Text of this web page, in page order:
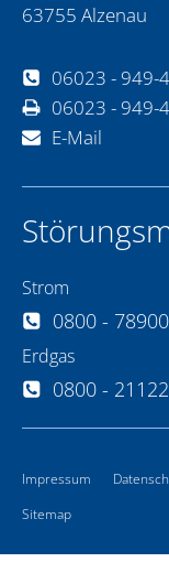
63755 Alzenau
06023 - 949-
06023 - 949-
E-Mail
Strom
0800 -
Erdgas
0800 -
Impressum
Sitemap